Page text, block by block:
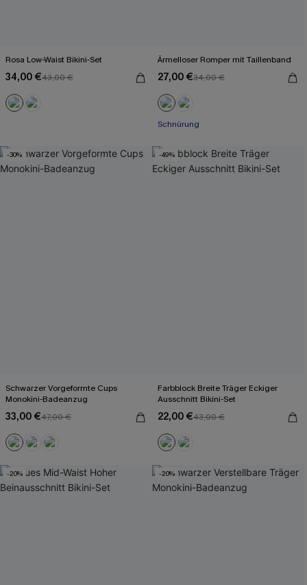
Rosa Low-Waist Bikini-Set
34,00 €43,00 €
Ärmelloser Romper mit Taillenband
27,00 €34,00 €
Schnürung
-30%
Schwarzer Vorgeformte Cups
Monokini-Badeanzug
33,00 €47,00 €
-49%
Farbblock Breite Träger Eckiger
Ausschnitt Bikini-Set
22,00 €43,00 €
-20% -20%